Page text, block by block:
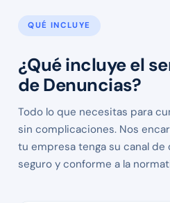
QUÉ INCLUYE
¿Qué incluye el
de Denuncias?
Todo lo que necesitas para
sin complicaciones. Nos
tu empresa tenga su canal
seguro y conforme a la